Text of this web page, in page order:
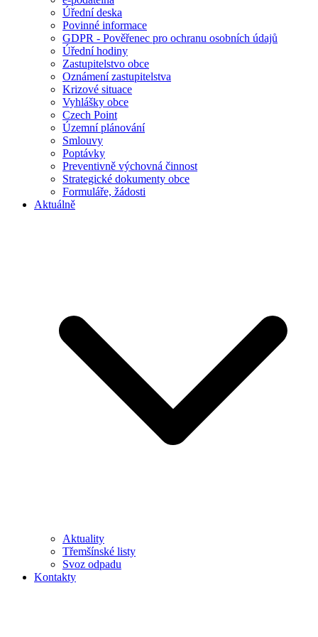
Úřední deska
Povinné informace
GDPR - Pověřenec pro ochranu osobních údajů
Úřední hodiny
Zastupitelstvo obce
Oznámení zastupitelstva
Krizové situace
Vyhlášky obce
Czech Point
Územní plánování
Smlouvy
Poptávky
Preventivně výchovná činnost
Strategické dokumenty obce
Formuláře, žádosti
Aktuálně
Aktuality
Třemšínské listy
Svoz odpadu
Kontakty